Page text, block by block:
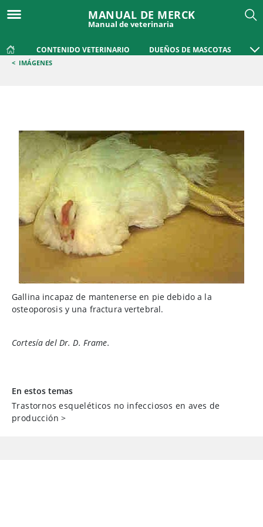
MANUAL DE MERCK
Manual de veterinaria
CONTENIDO VETERINARIO DUEÑOS DE MASCOTAS
< IMÁGENES
Gallina incapaz de mantenerse en pie debido a la
osteoporosis y una fractura vertebral.
Cortesía del Dr. D. Frame.
En estos temas
Trastornos esqueléticos no infecciosos en aves de
producción >